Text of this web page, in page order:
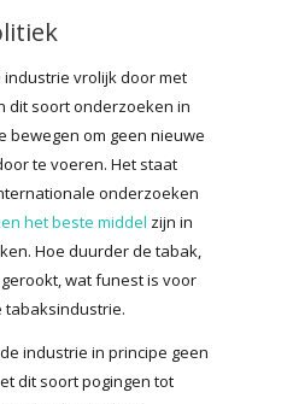
vrolijk door met
dit soort onderzoeken in
bewegen om geen nieuwe
te voeren. Het staat
onderzoeken
het beste middel zijn in
Hoe duurder de tabak,
wat funest is voor
tabaksindustrie.
industrie in principe geen
dit soort pogingen tot